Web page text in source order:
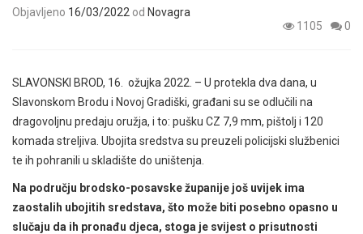
Objavljeno 16/03/2022 od Novagra
1105
0
SLAVONSKI BROD, 16. ožujka 2022. – U protekla dva dana, u
Slavonskom Brodu i Novoj Gradiški, građani su se odlučili na
dragovoljnu predaju oružja, i to: pušku CZ 7,9 mm, pištolj i 120
komada streljiva. Ubojita sredstva su preuzeli policijski službenici
te ih pohranili u skladište do uništenja.
Na području brodsko-posavske županije još uvijek ima
zaostalih ubojitih sredstava, što može biti posebno opasno u
slučaju da ih pronađu djeca, stoga je svijest o prisutnosti